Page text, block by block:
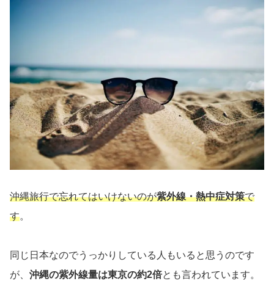
沖縄旅行で忘れてはいけないのが紫外線・熱中症対策で
す。
同じ日本なのでうっかりしている人もいると思うのです
が、 沖縄の紫外線量は東京の約2倍とも言われています。